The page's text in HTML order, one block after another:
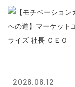
2026.06.12